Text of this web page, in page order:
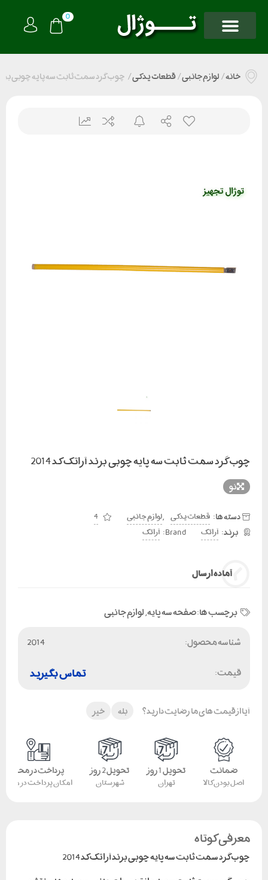
0
خانه/لوازم جانبی/قطعات یدکی/ چوب گرد سمت ثابت سه پایه چوبی برند
چوب گرد سمت ثابت سه پایه چوبی برند آراتک کد 2014
نو
دسته ها: قطعات یدکی ,لوازم جانبی 4
آراتک Brand: آراتک
آماده ارسال
برچسب ها:صفحه سه پایه,لوازم جانبی
شناسه محصول:
2014
قیمت:
تماس بگیرید
آیا از قیمت های ما رضایت دارید؟ بله خیر
ضمانت
اصل بودن کالا
تحویل 1 روز
تهران
تحویل 2 روز
شهرستان
پرداخت در محل
امکان پرداخت در محل
معرفی کوتاه
چوب گرد سمت ثابت سه پایه چوبی برند آراتک کد 2014